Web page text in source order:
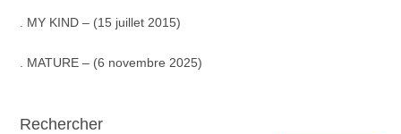
. MY KIND – (15 juillet 2015)
MATURE – (6 novembre 2025)
Rechercher